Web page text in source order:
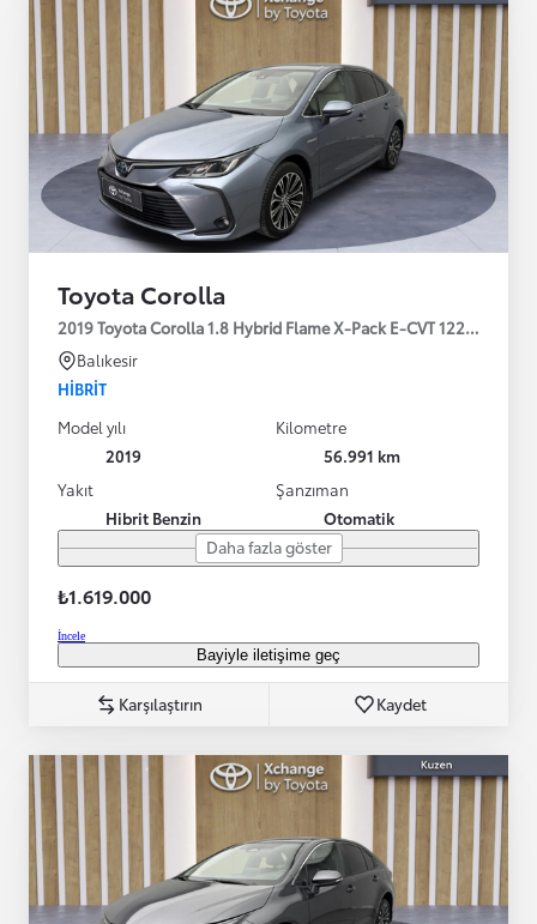
Toyota Corolla
2019 Toyota Corolla 1.8 Hybrid Flame X-Pack E-CVT 122HP
Balıkesir
HIBRIT
Model yılı
2019
Kilometre
56.991 km
Yakıt
Hibrit Benzin
Şanzıman
Otomatik
Daha fazla göster
₺1.619.000
İncele
Bayiyle iletişime geç
Karşılaştırın Kaydet